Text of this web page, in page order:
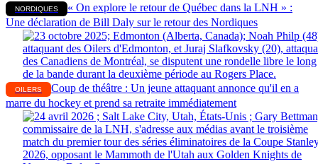
NORDIQUES
« On explore le retour de Québec dans la LNH » :
Une déclaration de Bill Daly sur le retour des Nordiques
OILERS
Coup de théâtre : Un jeune attaquant annonce qu'il en a
marre du hockey et prend sa retraite immédiatement